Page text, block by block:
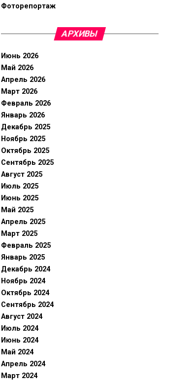
Фоторепортаж
АРХИВЫ
Июнь 2026
Май 2026
Апрель 2026
Март 2026
Февраль 2026
Январь 2026
Декабрь 2025
Ноябрь 2025
Октябрь 2025
Сентябрь 2025
Август 2025
Июль 2025
Июнь 2025
Май 2025
Апрель 2025
Март 2025
Февраль 2025
Январь 2025
Декабрь 2024
Ноябрь 2024
Октябрь 2024
Сентябрь 2024
Август 2024
Июль 2024
Июнь 2024
Май 2024
Апрель 2024
Март 2024